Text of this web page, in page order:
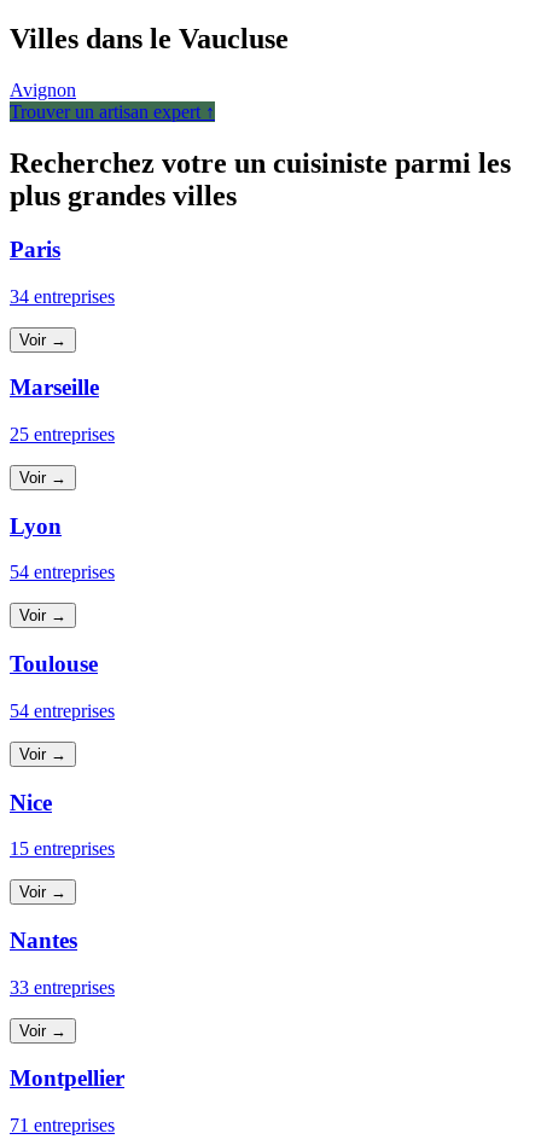
Villes dans le Vaucluse
Avignon
Trouver un artisan expert ↑
Recherchez votre un cuisiniste parmi les
plus grandes villes
Paris
34 entreprises
Voir →
Marseille
25 entreprises
Voir →
Lyon
54 entreprises
Voir →
Toulouse
54 entreprises
Voir →
Nice
15 entreprises
Voir →
Nantes
33 entreprises
Voir →
Montpellier
71 entreprises